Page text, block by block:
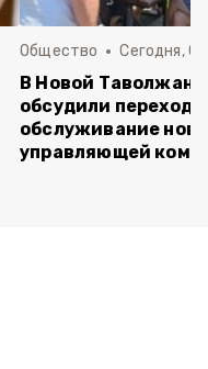
Общество Сегодня,
В Новой
обсудили переход
обслуживание
управляющей